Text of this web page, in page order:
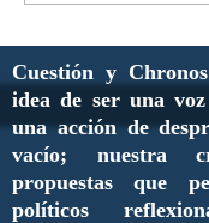
Cuestión y
idea de ser una
una acción de
vacío; nuestra
propuestas que
políticos